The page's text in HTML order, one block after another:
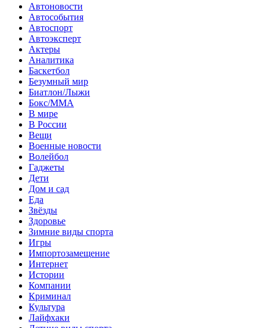
Автоновости
Автособытия
Автоспорт
Автоэксперт
Актеры
Аналитика
Баскетбол
Безумный мир
Биатлон/Лыжи
Бокс/MMA
В мире
В России
Вещи
Военные новости
Волейбол
Гаджеты
Дети
Дом и сад
Еда
Звёзды
Здоровье
Зимние виды спорта
Игры
Импортозамещение
Интернет
Истории
Компании
Криминал
Культура
Лайфхаки